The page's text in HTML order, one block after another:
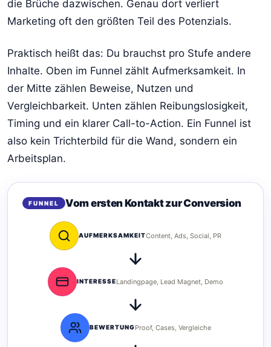
die Brüche dazwischen. Genau dort verliert
Marketing oft den größten Teil des Potenzials.
Praktisch heißt das: Du brauchst pro Stufe andere
Inhalte. Oben im Funnel zählt Aufmerksamkeit. In
der Mitte zählen Beweise, Nutzen und
Vergleichbarkeit. Unten zählen Reibungslosigkeit,
Timing und ein klarer Call-to-Action. Ein Funnel ist
also kein Trichterbild für die Wand, sondern ein
Arbeitsplan.
FUNNEL Vom ersten Kontakt zur Conversion
AUFMERKSAMKEITContent, Ads, Social, PR
INTERESSELandingpage, Lead Magnet, Demo
BEWERTUNGProof, Cases, Vergleiche